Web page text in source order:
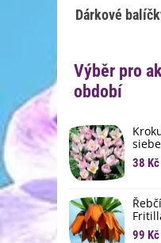
Dárkové
Výběr pro
období
38 Kč
99 Kč